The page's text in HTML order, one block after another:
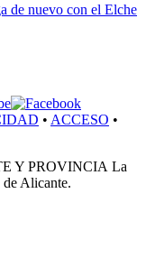
de nuevo con el Elche
• ACCESO •
La
Alicante.